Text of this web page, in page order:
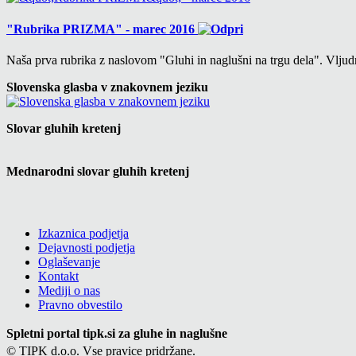
"Rubrika PRIZMA" - marec 2016
Naša prva rubrika z naslovom "Gluhi in naglušni na trgu dela".
Slovenska glasba v znakovnem jeziku
Slovar gluhih kretenj
Mednarodni slovar gluhih kretenj
Izkaznica podjetja
Dejavnosti podjetja
Oglaševanje
Kontakt
Mediji o nas
Pravno obvestilo
Spletni portal tipk.si za gluhe in naglušne
© TIPK d.o.o. Vse pravice pridržane.